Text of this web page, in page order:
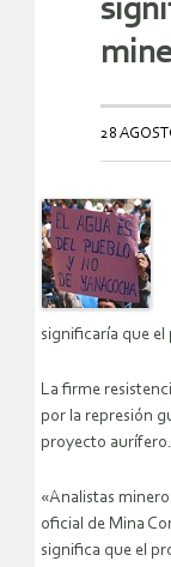
28
significaría que
La firme
por la represión
proyecto aurífero.
«Analistas
oficial de Mina
significa que el